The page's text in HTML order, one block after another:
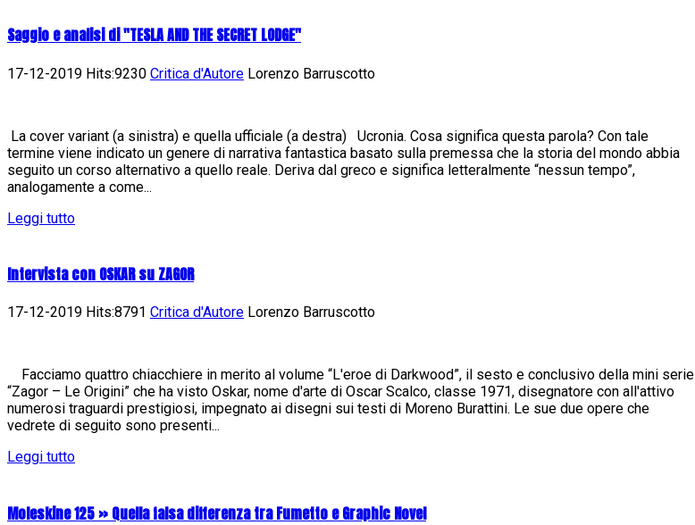
Saggio e analisi di "TESLA AND THE SECRET LODGE"
17-12-2019 Hits:9230 Critica d'Autore Lorenzo Barruscotto
La cover variant (a sinistra) e quella ufficiale (a destra) Ucronia. Cosa significa questa parola? Con tale
termine viene indicato un genere di narrativa fantastica basato sulla premessa che la storia del mondo abbia
seguito un corso alternativo a quello reale. Deriva dal greco e significa letteralmente “nessun tempo”,
analogamente a come...
Leggi tutto
Intervista con OSKAR su ZAGOR
17-12-2019 Hits:8791 Critica d'Autore Lorenzo Barruscotto
Facciamo quattro chiacchiere in merito al volume “L'eroe di Darkwood”, il sesto e conclusivo della mini serie
“Zagor – Le Origini” che ha visto Oskar, nome d'arte di Oscar Scalco, classe 1971, disegnatore con all'attivo
numerosi traguardi prestigiosi, impegnato ai disegni sui testi di Moreno Burattini. Le sue due opere che
vedrete di seguito sono presenti...
Leggi tutto
Moleskine 125 » Quella falsa differenza tra Fumetto e Graphic Novel